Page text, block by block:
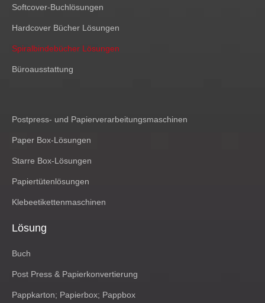
Softcover-Buchlösungen
Hardcover Bücher Lösungen
Spiralbindebücher Lösungen
Büroausstattung
Postpress- und Papierverarbeitungsmaschinen
Paper Box-Lösungen
Starre Box-Lösungen
Papiertütenlösungen
Klebeetikettenmaschinen
Lösung
Buch
Post Press & Papierkonvertierung
Pappkarton; Papierbox; Pappbox